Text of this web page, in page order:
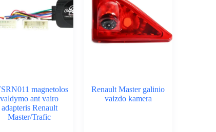
magnetolos
valdymo ant vairo
adapteris Renault
Master/Trafic
Renault Master galinio
vaizdo kamera